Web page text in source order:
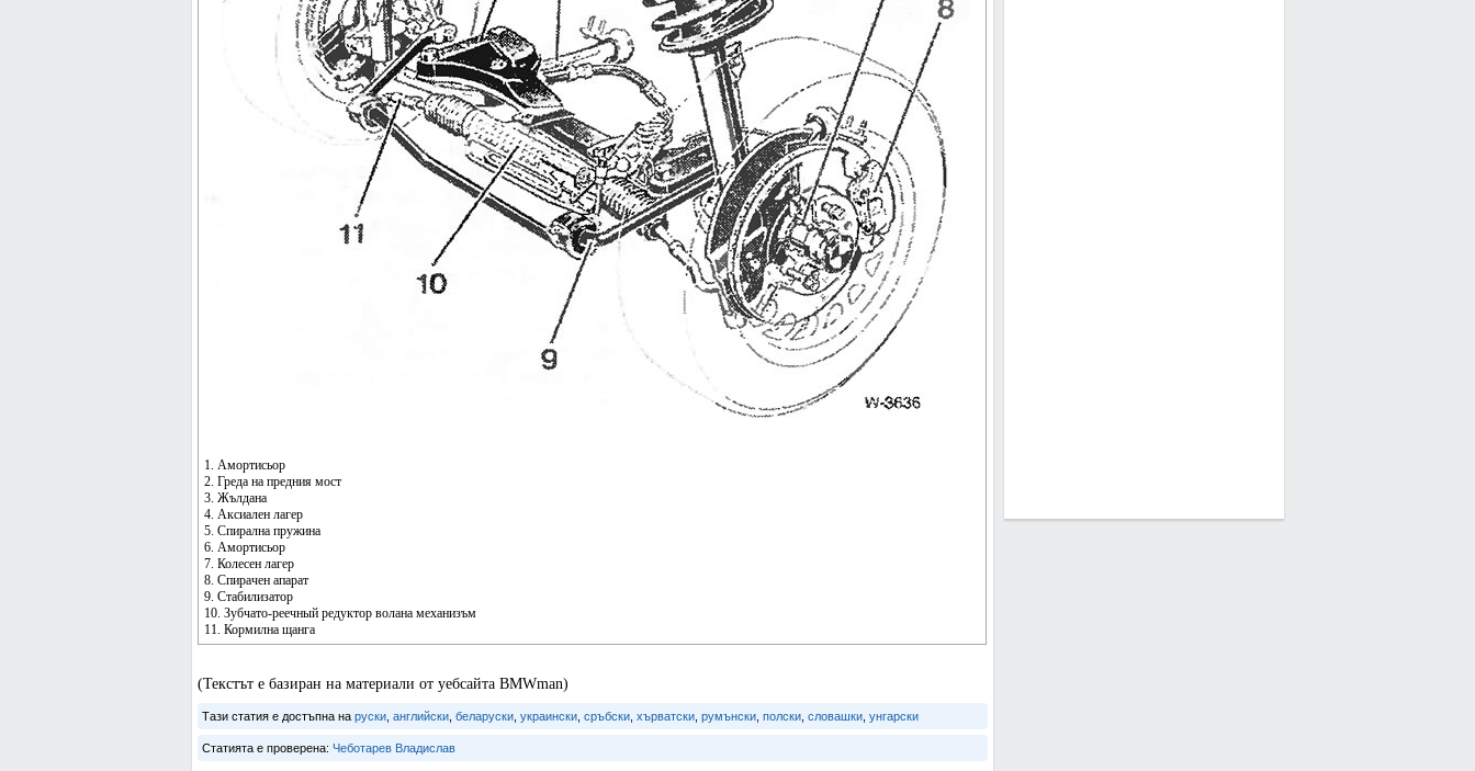
1. Амортисьор
2. Греда на предния мост
3. Жълдана
4. Аксиален лагер
5. Спирална пружина
6. Амортисьор
7. Колесен лагер
8. Спирачен апарат
9. Стабилизатор
10. Зубчато-реечный редуктор волана механизъм
11. Кормилна щанга
(Текстът е базиран на материали от уебсайта BMWman)
Тази статия е достъпна на руски, английски, беларуски, украински, сръбски, хърватски, румънски, полски, словашки, унгарски
Статията е проверена: Чеботарев Владислав